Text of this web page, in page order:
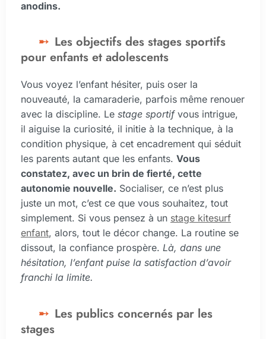
anodins.
Les objectifs des stages sportifs
pour enfants et adolescents
Vous voyez l’enfant hésiter, puis oser la
nouveauté, la camaraderie, parfois même renouer
avec la discipline. Le stage sportifvous intrigue,
il aiguise la curiosité, il initie à la technique, à la
condition physique, à cet encadrement qui séduit
les parents autant que les enfants. Vous
constatez, avec un brin de fierté, cette
autonomie nouvelle. Socialiser, ce n’est plus
juste un mot, c’est ce que vous souhaitez, tout
simplement. Si vous pensez à un stage kitesurf
enfant, alors, tout le décor change. La routine se
dissout, la confiance prospère. Là, dans une
hésitation, l’enfant puise la satisfaction d’avoir
franchi la limite.
Les publics concernés par les
stages